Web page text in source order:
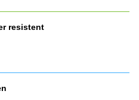
resistent